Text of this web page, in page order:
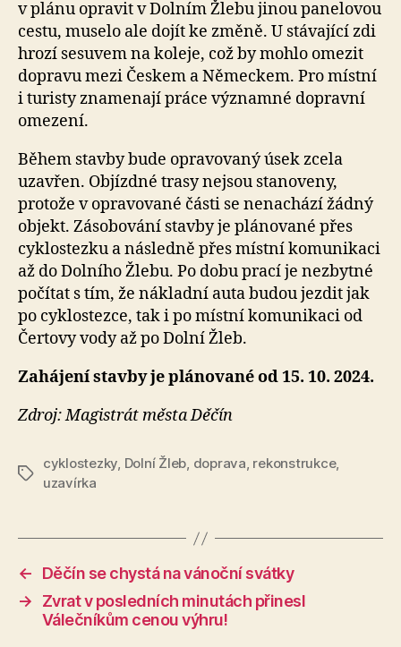
v plánu opravit v Dolním Žlebu jinou panelovou
cestu, muselo ale dojít ke změně. U stávající zdi
hrozí sesuvem na koleje, což by mohlo omezit
dopravu mezi Českem a Německem. Pro místní
i turisty znamenají práce významné dopravní
omezení.
Během stavby bude opravovaný úsek zcela
uzavřen. Objízdné trasy nejsou stanoveny,
protože v opravované části se nenachází žádný
objekt. Zásobování stavby je plánované přes
cyklostezku a následně přes místní komunikaci
až do Dolního Žlebu. Po dobu prací je nezbytné
počítat s tím, že nákladní auta budou jezdit jak
po cyklostezce, tak i po místní komunikaci od
Čertovy vody až po Dolní Žleb.
Zahájení stavby je plánované od 15. 10. 2024.
Zdroj: Magistrát města Děčín
Štítky
cyklostezky, Dolní Žleb, doprava, rekonstrukce,
uzavírka
←
Děčín se chystá na vánoční svátky
→
Zvrat v posledních minutách přinesl
Válečníkům cenou výhru!